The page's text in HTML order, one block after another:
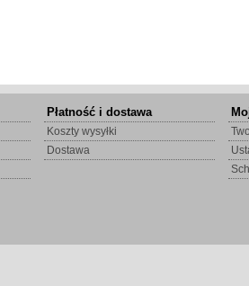
Płatność i dostawa
Koszty wysyłki
Dostawa